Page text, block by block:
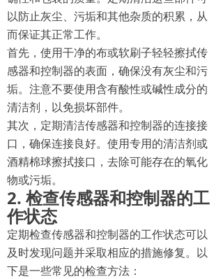
以防止灰尘、污垢和其他杂质的积累，从
而保证其正常工作。
首先，使用干净的布或软刷子轻轻擦拭传
感器和控制器的表面，确保没有灰尘和污
垢。注意不要使用含有酸性或碱性成分的
清洁剂，以免损坏部件。
其次，定期清洁传感器和控制器的连接接
口，确保连接良好。使用专用的清洁剂或
酒精棉球擦拭接口，去除可能存在的氧化
物或污垢。
2. 检查传感器和控制器的工
作状态
定期检查传感器和控制器的工作状态可以
及时发现问题并采取相应的措施修复。以
下是一些常见的检查方法：